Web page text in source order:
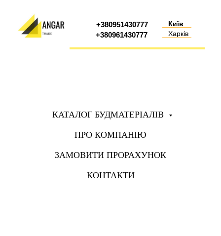
+380961430777
+380951430777
Київ
Харків
КАТАЛОГ БУДМАТЕРІАЛІВ
ПРО КОМПАНІЮ
ЗАМОВИТИ ПРОРАХУНОК
КОНТАКТИ